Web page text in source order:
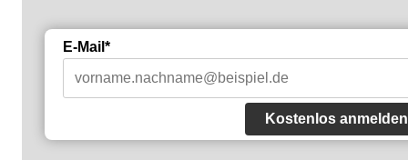
E-Mail*
Kostenlos anmelden